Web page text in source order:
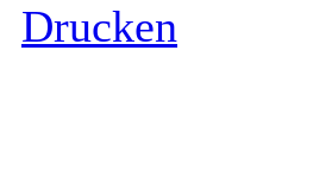
Drucken